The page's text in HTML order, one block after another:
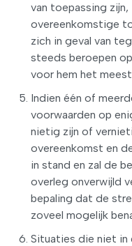
van toepassing
overeenkomstige
zich in geval van
steeds beroepen
voor hem het
Indien één of
voorwaarden op
nietig zijn of
overeenkomst en
in stand en zal de
overleg onverwijld
bepaling dat de
zoveel mogelijk
Situaties die niet in